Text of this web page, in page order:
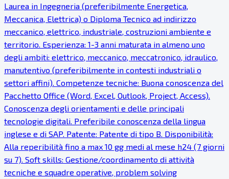
Laurea in Ingegneria (preferibilmente Energetica,
Meccanica, Elettrica) o Diploma Tecnico ad indirizzo
meccanico, elettrico, industriale, costruzioni ambiente e
territorio. Esperienza: 1-3 anni maturata in almeno uno
degli ambiti: elettrico, meccanico, meccatronico, idraulico,
manutentivo (preferibilmente in contesti industriali o
settori affini). Competenze tecniche: Buona conoscenza del
Pacchetto Office (Word, Excel, Outlook, Project, Access).
Conoscenza degli orientamenti e delle principali
tecnologie digitali. Preferibile conoscenza della lingua
inglese e di SAP. Patente: Patente di tipo B. Disponibilità:
Alla reperibilità fino a max 10 gg medi al mese h24 (7 giorni
su 7). Soft skills: Gestione/coordinamento di attività
tecniche e squadre operative, problem solving